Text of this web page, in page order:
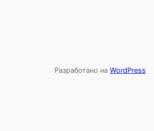
Разработано на WordPress